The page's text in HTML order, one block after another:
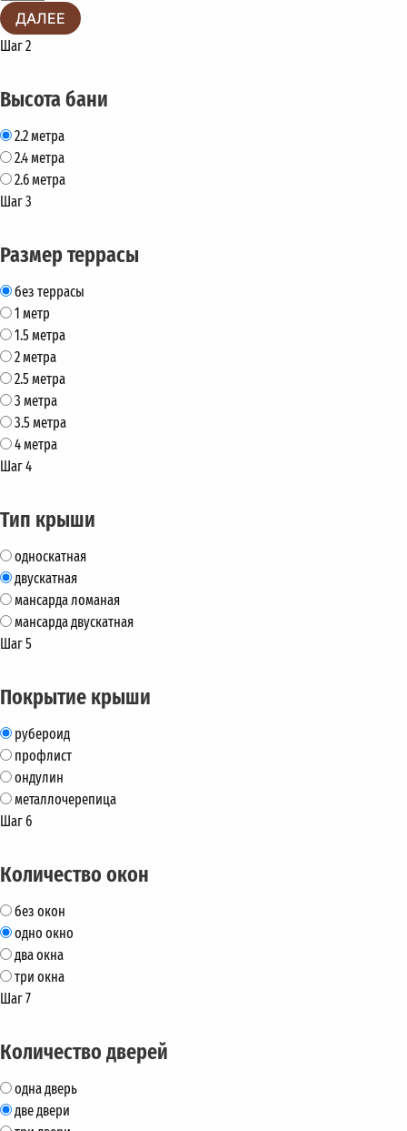
ДАЛЕЕ
Шаг 2
Высота бани
2.2 метра
2.4 метра
2.6 метра
Шаг 3
Размер террасы
без террасы
1 метр
1.5 метра
2 метра
2.5 метра
3 метра
3.5 метра
4 метра
Шаг 4
Тип крыши
односкатная
двускатная
мансарда ломаная
мансарда двускатная
Шаг 5
Покрытие крыши
рубероид
профлист
ондулин
металлочерепица
Шаг 6
Количество окон
без окон
одно окно
два окна
три окна
Шаг 7
Количество дверей
одна дверь
две двери